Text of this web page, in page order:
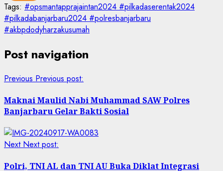
Tags: #opsmantapprajaintan2024 #pilkadaserentak2024
#pilkadabanjarbaru2024 #polresbanjarbaru
#akbpdodyharzakusumah
Post navigation
Previous Previous post:
Maknai Maulid Nabi Muhammad SAW Polres
Banjarbaru Gelar Bakti Sosial
Next Next post:
Polri, TNI AL dan TNI AU Buka Diklat Integrasi